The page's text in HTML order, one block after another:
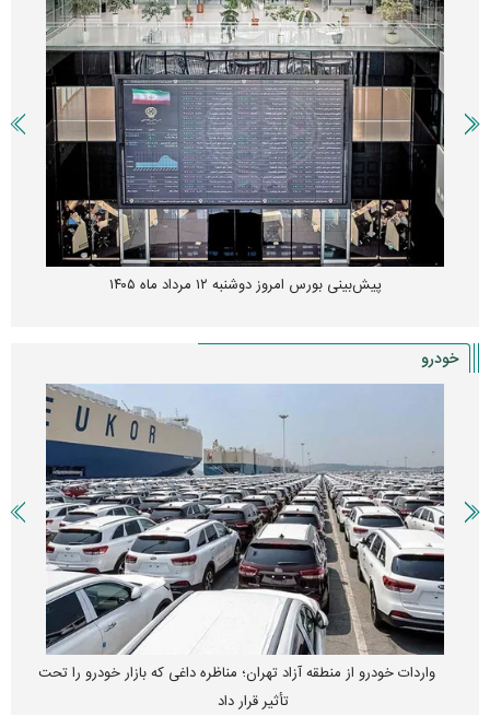
پیش‌بینی بورس امروز دوشنبه ۱۲ مرداد ماه ۱۴۰۵
خودرو
واردات خودرو از منطقه آزاد تهران؛ مناظره داغی که بازار خودرو را تحت
تأثیر قرار داد